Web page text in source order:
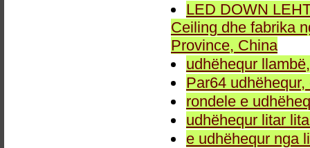
LED DOWN
Ceiling dhe fabrika
Province, China
udhëhequr
Par64
rondele e
udhëhequr litar
e udhëhequr nga